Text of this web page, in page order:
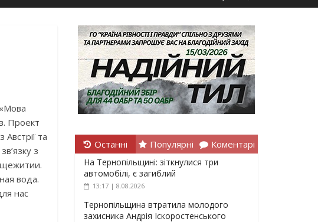
Проект
та
з
вода.
нас
Останні Популярні Коментарі
На Тернопільщині: зіткнулися три
автомобілі, є загиблий
13:17 | 8.08.2026
Тернопільщина втратила молодого
захисника Андрія Іскоростенського